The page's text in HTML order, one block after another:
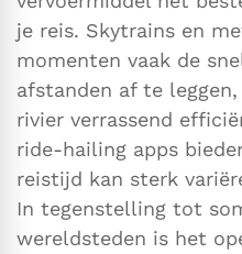
je reis. Skytrains en
momenten vaak de
afstanden af te
rivier verrassend
ride-hailing apps
reistijd kan sterk
In tegenstelling tot
wereldsteden is het